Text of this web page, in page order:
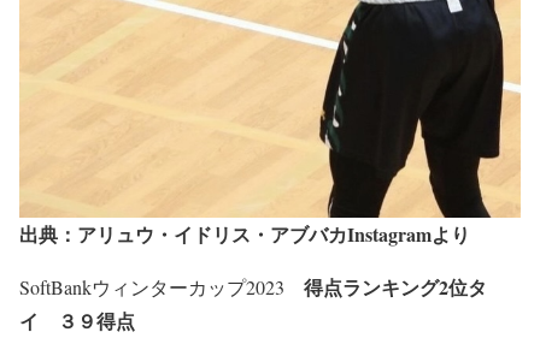
出典：アリュウ・イドリス・アブバカInstagramより
SoftBankウィンターカップ2023 得点ランキング2位タ
イ ３９得点